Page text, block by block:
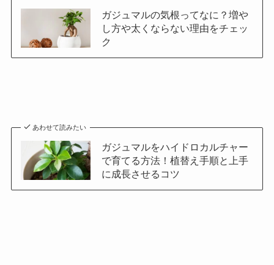
ガジュマルの気根ってなに？増や
し方や太くならない理由をチェッ
ク
あわせて読みたい
ガジュマルをハイドロカルチャー
で育てる方法！植替え手順と上手
に成長させるコツ